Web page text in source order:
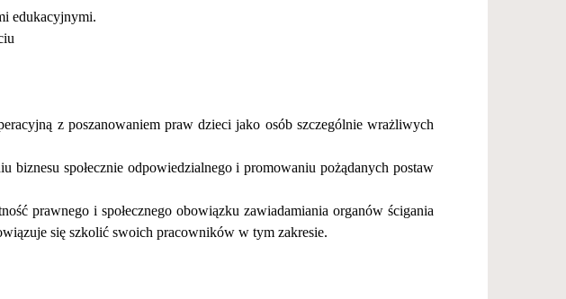
OŚNO LUBUSKIE, POLSKA
23
edukacyjnymi.
ą z poszanowaniem praw dzieci jako osób szczególnie wrażliwych
biznesu społecznie odpowiedzialnego i promowaniu pożądanych postaw
śćprawnego i społecznego obowiązku zawiadamiania organówścigania
ązuje się szkolić swoich pracowników w tym zakresie.